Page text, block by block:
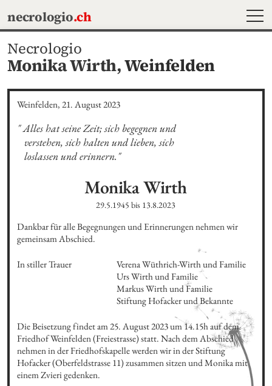
necrologio.ch
Necrologio
Monika Wirth,Weinfelden
Weinfelden, 21. August 2023
" Alles hat seine Zeit; sich begegnen und
   loslassen und erinnern."
MonikaWirth
29.5.1945 bis 13.8.2023
Dankbar für alle Begegnungen und Erinnerungen nehmen wir
gemeinsam Abschied.
In stiller Trauer
Verena Wüthrich-Wirth und Familie
Urs Wirth und Familie
Markus Wirth und Familie
Stiftung Hofacker und Bekannte
Die Beisetzung findet am 25. August 2023 um 14.15h auf dem
Friedhof Weinfelden (Freiestrasse) statt. Nach dem Abschied
nehmen in der Friedhofskapelle werden wir in der Stiftung
Hofacker (Oberfeldstrasse 11) zusammen sitzen und Monika mit
einem Zvieri gedenken.